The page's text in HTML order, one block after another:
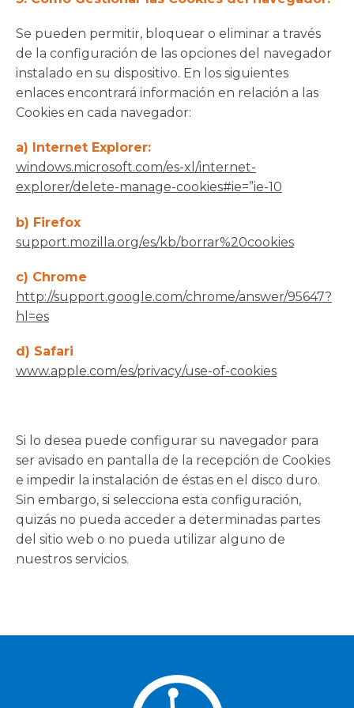
Se pueden permitir, bloquear o eliminar a través
de la configuración de las opciones del navegador
instalado en su dispositivo. En los siguientes
enlaces encontrará información en relación a las
Cookies en cada navegador:
a) Internet Explorer:
windows.microsoft.com/es-xl/internet-
explorer/delete-manage-cookies#ie=”ie-10
b) Firefox
support.mozilla.org/es/kb/borrar%20cookies
c) Chrome
http://support.google.com/chrome/answer/95647?
hl=es
d) Safari
www.apple.com/es/privacy/use-of-cookies
Si lo desea puede configurar su navegador para
ser avisado en pantalla de la recepción de Cookies
e impedir la instalación de éstas en el disco duro.
Sin embargo, si selecciona esta configuración,
quizás no pueda acceder a determinadas partes
del sitio web o no pueda utilizar alguno de
nuestros servicios.